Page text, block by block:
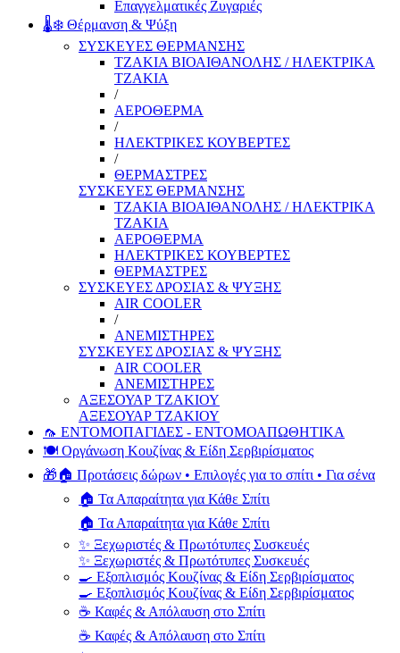
Επαγγελματικές Ζυγαριές
🌡️❄️ Θέρμανση & Ψύξη
ΣΥΣΚΕΥΕΣ ΘΕΡΜΑΝΣΗΣ
ΤΖΑΚΙΑ ΒΙΟΑΙΘΑΝΟΛΗΣ / ΗΛΕΚΤΡΙΚΑ
ΤΖΑΚΙΑ
/
ΑΕΡΟΘΕΡΜΑ
/
ΗΛΕΚΤΡΙΚΕΣ ΚΟΥΒΕΡΤΕΣ
/
ΘΕΡΜΑΣΤΡΕΣ
ΣΥΣΚΕΥΕΣ ΘΕΡΜΑΝΣΗΣ
ΤΖΑΚΙΑ ΒΙΟΑΙΘΑΝΟΛΗΣ / ΗΛΕΚΤΡΙΚΑ
ΤΖΑΚΙΑ
ΑΕΡΟΘΕΡΜΑ
ΗΛΕΚΤΡΙΚΕΣ ΚΟΥΒΕΡΤΕΣ
ΘΕΡΜΑΣΤΡΕΣ
ΣΥΣΚΕΥΕΣ ΔΡΟΣΙΑΣ & ΨΥΞΗΣ
AIR COOLER
/
ΑΝΕΜΙΣΤΗΡΕΣ
ΣΥΣΚΕΥΕΣ ΔΡΟΣΙΑΣ & ΨΥΞΗΣ
AIR COOLER
ΑΝΕΜΙΣΤΗΡΕΣ
ΑΞΕΣΟΥΑΡ ΤΖΑΚΙΟΥ
ΑΞΕΣΟΥΑΡ ΤΖΑΚΙΟΥ
🦟 ΕΝΤΟΜΟΠΑΓΙΔΕΣ - ΕΝΤΟΜΟΑΠΩΘΗΤΙΚΑ
🍽️ Οργάνωση Κουζίνας & Είδη Σερβιρίσματος
🎁🏠 Προτάσεις δώρων • Επιλογές για το σπίτι • Για σένα
🏠 Τα Απαραίτητα για Κάθε Σπίτι
🏠 Τα Απαραίτητα για Κάθε Σπίτι
✨ Ξεχωριστές & Πρωτότυπες Συσκευές
✨ Ξεχωριστές & Πρωτότυπες Συσκευές
🍳 Εξοπλισμός Κουζίνας & Είδη Σερβιρίσματος
🍳 Εξοπλισμός Κουζίνας & Είδη Σερβιρίσματος
☕ Καφές & Απόλαυση στο Σπίτι
☕ Καφές & Απόλαυση στο Σπίτι